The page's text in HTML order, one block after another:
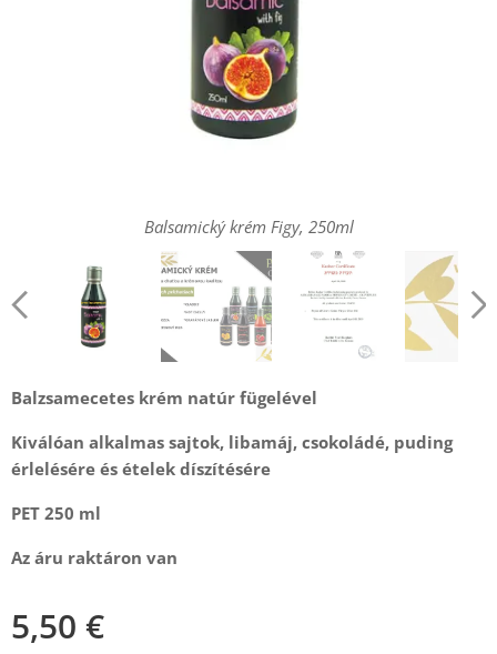
Balsamický krém Figy, 250ml
Balsamický krém Figy, 250ml
Košer certifikát
Balzsamecetes krém natúr fügelével
Kiválóan alkalmas sajtok, libamáj, csokoládé, puding
érlelésére és ételek díszítésére
PET 250 ml
Az áru raktáron van
5,50 €